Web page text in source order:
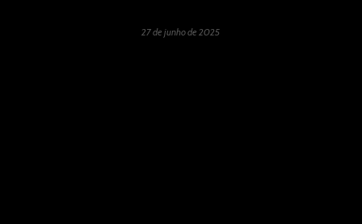
27 de junho de 2025